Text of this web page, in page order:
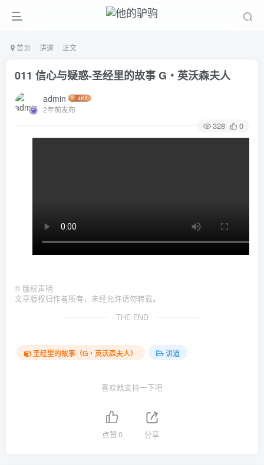
首页 讲道 正文
011 信心与疑惑-圣经里的故事 G‧英沃森夫人
admin
2年前发布
328 0
© 版权声明
文章版权归作者所有，未经允许请勿转载。
THE END
圣经里的故事（G‧英沃森夫人） 讲道
喜欢就支持一下吧
点赞0 分享